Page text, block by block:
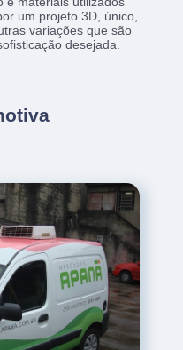
um projeto 3D, único,
variações que são
desejada.